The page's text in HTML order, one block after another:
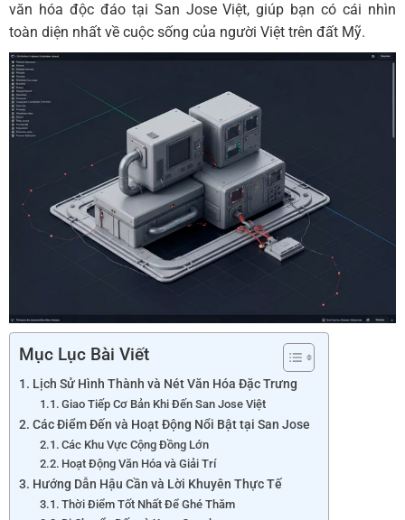
văn hóa độc đáo tại San Jose Việt, giúp bạn có cái nhìn
toàn diện nhất về cuộc sống của người Việt trên đất Mỹ.
Mục Lục Bài Viết
Lịch Sử Hình Thành và Nét Văn Hóa Đặc Trưng
Giao Tiếp Cơ Bản Khi Đến San Jose Việt
Các Điểm Đến và Hoạt Động Nổi Bật tại San Jose
Các Khu Vực Cộng Đồng Lớn
Hoạt Động Văn Hóa và Giải Trí
Hướng Dẫn Hậu Cần và Lời Khuyên Thực Tế
Thời Điểm Tốt Nhất Để Ghé Thăm